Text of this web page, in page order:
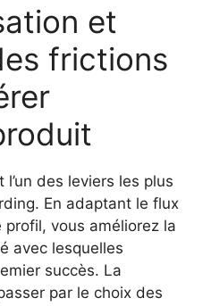
et
frictions
des leviers les plus
En adaptant le flux
vous améliorez la
avec lesquelles
succès. La
par le choix des